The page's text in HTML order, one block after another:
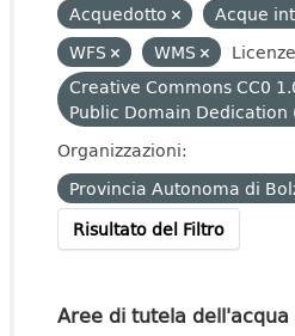
Acquedotto
Acque
WFS
WMS
Creative Commons CC0
Public Domain Dedication
Organizzazioni:
Provincia Autonoma di
Risultato del Filtro
Aree di tutela